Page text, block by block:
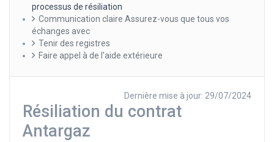
processus de résiliation
Communication claire Assurez-vous que tous vos
échanges avec
Tenir des registres
Faire appel à de l'aide extérieure
Dernière mise à jour: 29/07/2024
Résiliation du contrat
Antargaz